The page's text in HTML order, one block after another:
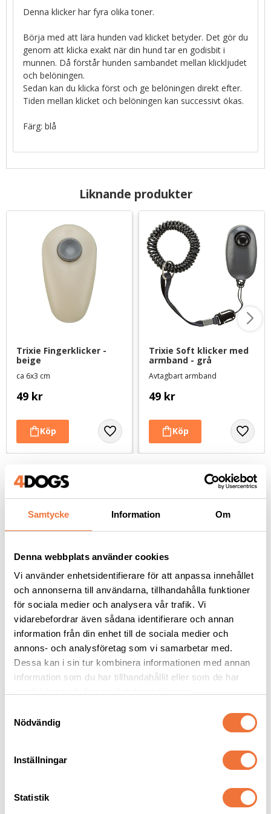
Samtycke Information Om
Denna webbplats använder cookies
Vi använder enhetsidentifierare för att anpassa innehållet
och annonserna till användarna, tillhandahålla funktioner
för sociala medier och analysera vår trafik. Vi
vidarebefordrar även sådana identifierare och annan
information från din enhet till de sociala medier och
annons- och analysföretag som vi samarbetar med.
Dessa kan i sin tur kombinera informationen med annan
information som du har tillhandahållit eller som de har
Nödvändig
Inställningar
Statistik
Denna klicker har fyra olika toner.
Börja med att lära hunden vad klicket betyder. Det gör du
genom att klicka exakt när din hund tar en godisbit i
munnen. Då förstår hunden sambandet mellan klickljudet
och belöningen.
Sedan kan du klicka först och ge belöningen direkt efter.
Tiden mellan klicket och belöningen kan successivt ökas.
Färg: blå
Liknande produkter
Trixie Fingerklicker -
beige
ca 6x3 cm
49 kr
Trixie Soft klicker med
armband - grå
Avtagbart armband
49 kr
Dogman bajspåsar
med knythandtag 50-
pack - Röd
22,5 x 28 cm
29kr
2pets belöningsgodis
Struts Mini - 400 g
Av färska råvaror
199 kr
Senaste besökta produkter